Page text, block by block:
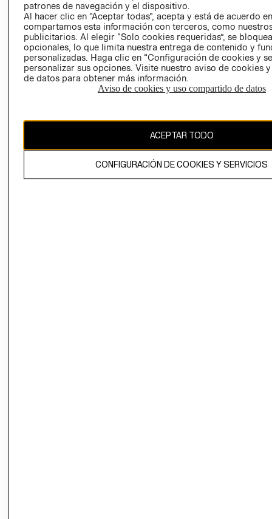
PRIVACIDAD
GIFT CARD
AVISO DE
COOKIES
patrones de navegación y el dispositivo.
Al hacer clic en “Aceptar todas”, acepta y está de acuerdo
compartamos esta información con terceros, como
publicitarios. Al elegir “Solo cookies requeridas”, se
opcionales, lo que limita nuestra entrega de contenido y
personalizadas. Haga clic en “Configuración de cookies y
personalizar sus opciones. Visite nuestro aviso de cookies
de datos para obtener más información.
Aviso de cookies y uso compartido de datos
ACEPTAR TODO
CONFIGURACIÓN DE COOKIES Y SERVICIOS